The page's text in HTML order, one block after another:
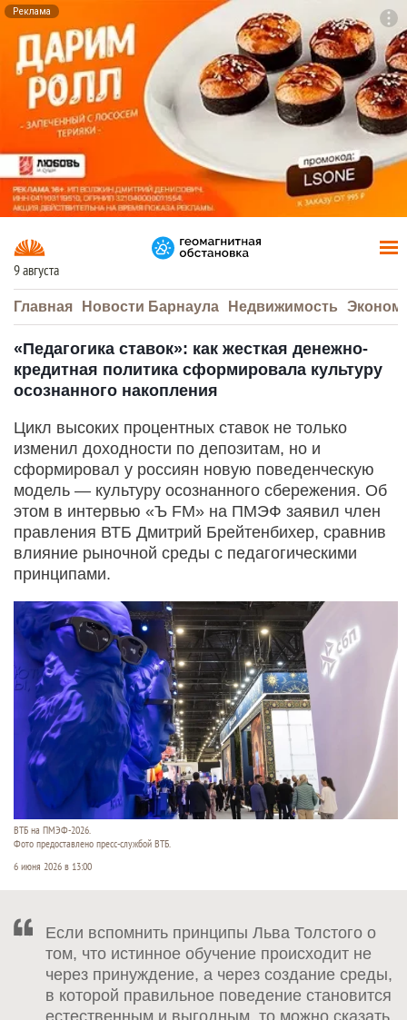
Реклама
9 августа
Главная Новости Барнаула Недвижимость
«Педагогика ставок»: как жесткая денежно-
кредитная политика сформировала культуру
осознанного накопления
Цикл высоких процентных ставок не только
изменил доходности по депозитам, но и
сформировал у россиян новую поведенческую
модель — культуру осознанного сбережения. Об
этом в интервью «Ъ FM» на ПМЭФ заявил член
правления ВТБ Дмитрий Брейтенбихер, сравнив
влияние рыночной среды с педагогическими
принципами.
ВТБ на ПМЭФ-2026.
Фото предоставлено пресс-службой ВТБ.
6 июня 2026 в 13:00
Если вспомнить принципы Льва Толстого о
том, что истинное обучение происходит не
через принуждение, а через создание среды,
в которой правильное поведение становится
естественным и выгодным, то можно сказать,